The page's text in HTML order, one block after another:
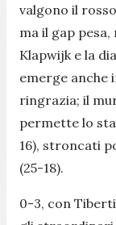
valgono il
ma il gap
Klapwijk e la
emerge anche
ringrazia; il
permette lo
16), stroncati
(25-18).
0-3, con